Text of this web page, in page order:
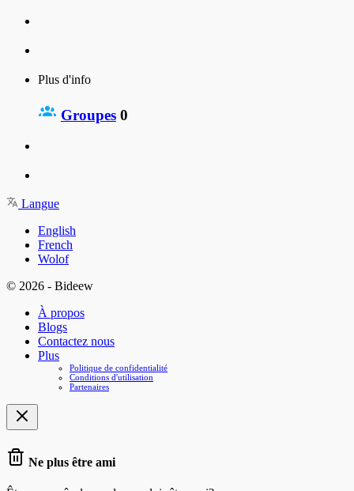
Plus d'info
Groupes 0
Langue
English
French
Wolof
© 2026 - Bideew
À propos
Blogs
Contactez nous
Plus
Politique de confidentialité
Conditions d'utilisation
Partenaires
Ne plus être ami